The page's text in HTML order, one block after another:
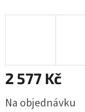
2 577 Kč
cena:
Na objednávku